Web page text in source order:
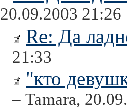
20.09.2003 21:26
Re: Да
21:33
"кто
– Tamara,